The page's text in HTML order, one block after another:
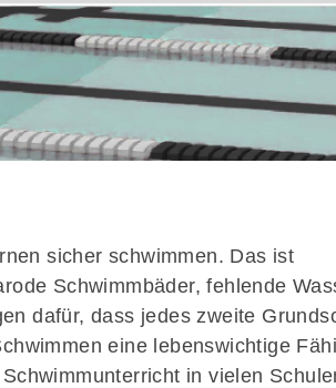
sicher schwimmen. Das ist
Schwimmbäder, fehlende
dafür, dass jedes zweite
eine lebenswichtige
in vielen
Über uns
Veranstaltungen
Unsere Themen